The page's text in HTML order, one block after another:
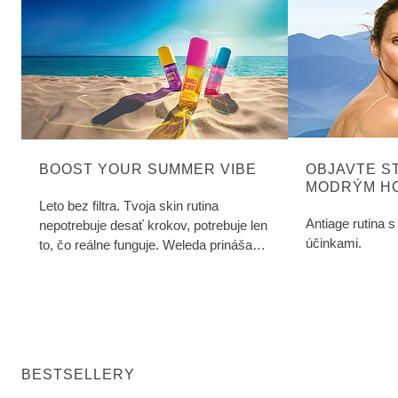
BOOST YOUR SUMMER VIBE
Leto bez filtra. Tvoja skin rutina
nepotrebuje desať krokov, potrebuje len
to, čo reálne funguje. Weleda prináša
OBJAVTE
MODRÝM
Antiage rutina
účinkami.
BESTSELLERY